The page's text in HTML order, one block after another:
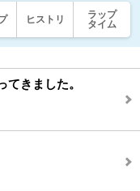
ヒストリ
ラップ
タイム
きました。